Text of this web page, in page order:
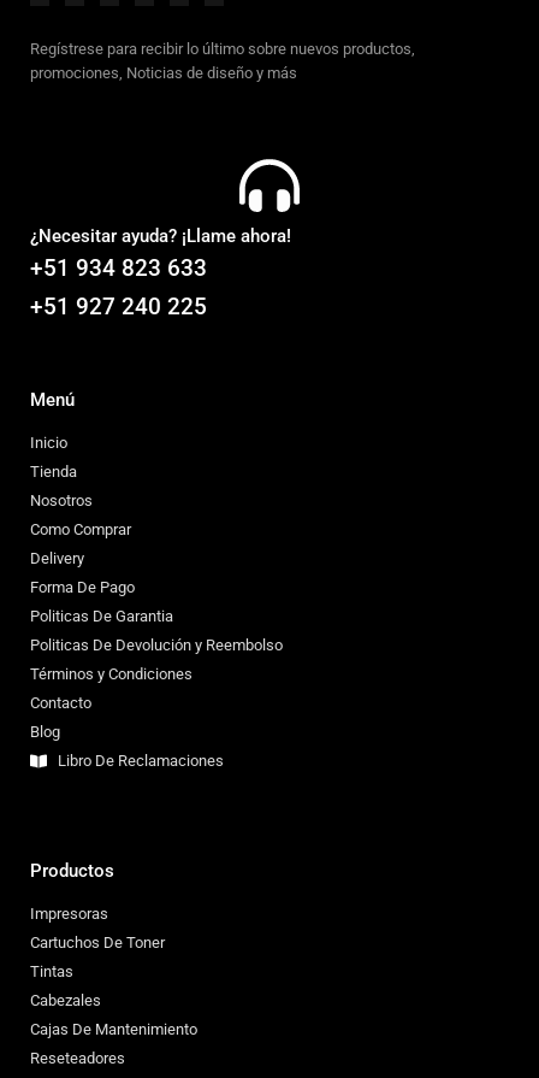
Regístrese para recibir lo último sobre nuevos productos,
promociones, Noticias de diseño y más
¿Necesitar ayuda? ¡Llame ahora!
+51 934 823 633
+51 927 240 225
Menú
Inicio
Tienda
Nosotros
Como Comprar
Delivery
Forma De Pago
Politicas De Garantia
Politicas De Devolución y Reembolso
Términos y Condiciones
Contacto
Blog
Libro De Reclamaciones
Productos
Impresoras
Cartuchos De Toner
Tintas
Cabezales
Cajas De Mantenimiento
Reseteadores